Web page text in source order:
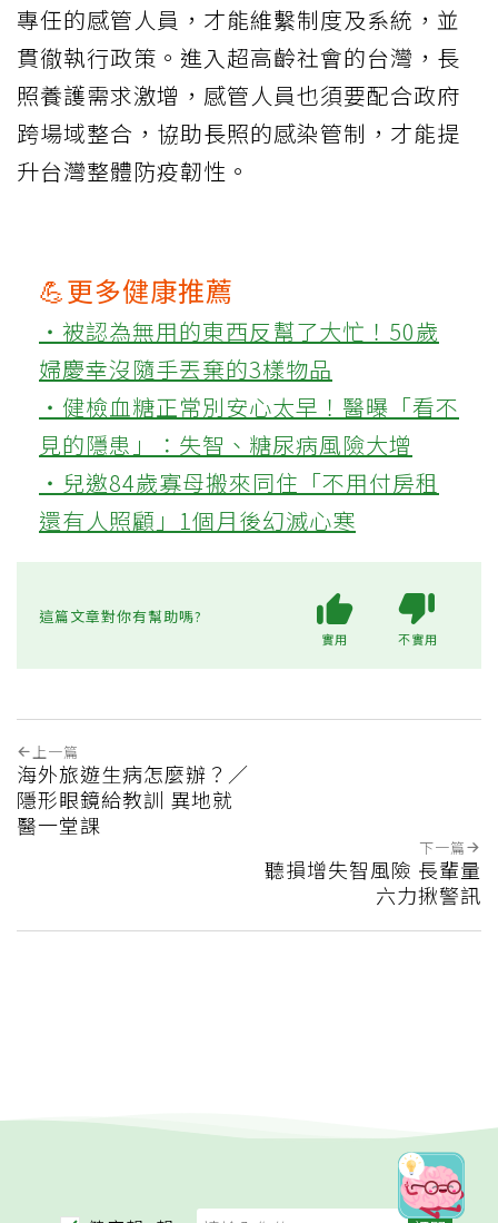
專任的感管人員，才能維繫制度及系統，並
貫徹執行政策。進入超高齡社會的台灣，長
照養護需求激增，感管人員也須要配合政府
跨場域整合，協助長照的感染管制，才能提
升台灣整體防疫韌性。
💪更多健康推薦
‧被認為無用的東西反幫了大忙！50歲
婦慶幸沒隨手丟棄的3樣物品
‧健檢血糖正常別安心太早！醫曝「看不
見的隱患」：失智、糖尿病風險大增
‧兒邀84歲寡母搬來同住「不用付房租
還有人照顧」1個月後幻滅心寒
這篇文章對你有幫助嗎?
實用 不實用
上一篇
海外旅遊生病怎麼辦？／
隱形眼鏡給教訓 異地就
醫一堂課
下一篇
聽損增失智風險 長輩量
六力揪警訊